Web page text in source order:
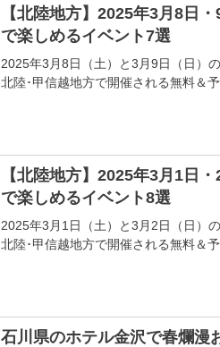
【北陸地方】2025年3月8日
で楽しめるイベント7選
2025年3月8日（土）と3月9日（日）
北陸･甲信越地方で開催される無料＆
【北陸地方】2025年3月1日
で楽しめるイベント8選
2025年3月1日（土）と3月2日（日）
北陸･甲信越地方で開催される無料＆
石川県のホテル金沢で春爛漫